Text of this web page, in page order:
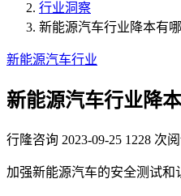
行业洞察
新能源汽车行业降本有
新能源汽车行业
新能源汽车行业降
行隆咨询 2023-09-25 1228 次
加强新能源汽车的安全测试和